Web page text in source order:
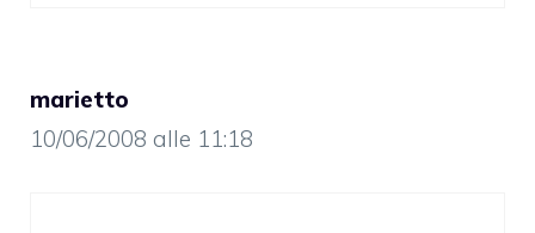
marietto
10/06/2008 alle 11:18